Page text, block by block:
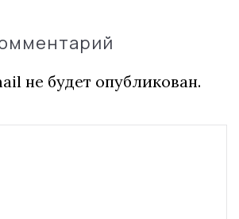
не будет опубликован.